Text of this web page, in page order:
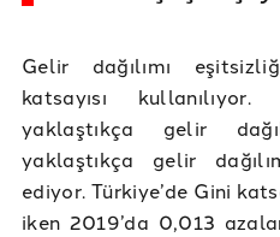
Gelir dağılımı
katsayısı
yaklaştıkça gelir
yaklaştıkça gelir
ediyor. Türkiye’de Gini
iken 2019’da 0,013